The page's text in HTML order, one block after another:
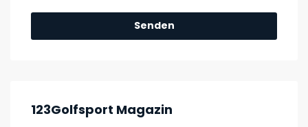
123Golfsport Magazin